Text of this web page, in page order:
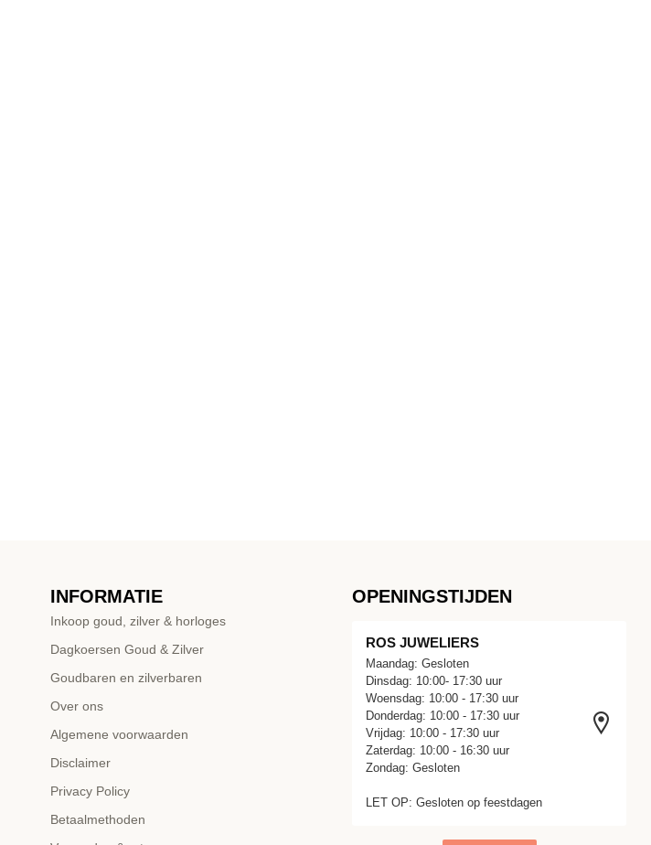
INFORMATIE
Inkoop goud, zilver & horloges
Dagkoersen Goud & Zilver
Goudbaren en zilverbaren
Over ons
Algemene voorwaarden
Disclaimer
Privacy Policy
Betaalmethoden
OPENINGSTIJDEN
ROS JUWELIERS
Maandag: Gesloten
Dinsdag: 10:00- 17:30 uur
Woensdag: 10:00 - 17:30 uur
Donderdag: 10:00 - 17:30 uur
Vrijdag: 10:00 - 17:30 uur
Zaterdag: 10:00 - 16:30 uur
Zondag: Gesloten
LET OP: Gesloten op feestdagen